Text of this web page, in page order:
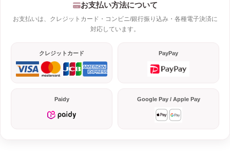
お支払い方法について
お支払いは、クレジットカード・コンビニ/銀行振り込み・各種電子決済に
対応しています。
クレジットカード PayPay
Paidy Google Pay / Apple Pay